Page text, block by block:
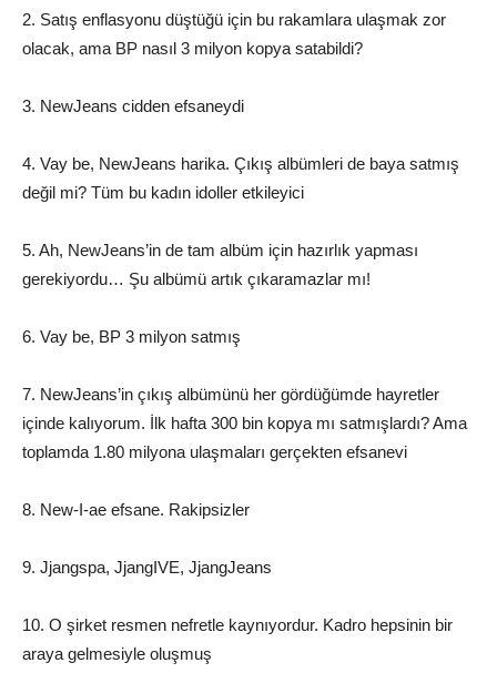
2. Satış enflasyonu düştüğü için bu rakamlara ulaşmak zor
olacak, ama BP nasıl 3 milyon kopya satabildi?
3. NewJeans cidden efsaneydi
4. Vay be, NewJeans harika. Çıkış albümleri de baya satmış
değil mi? Tüm bu kadın idoller etkileyici
5. Ah, NewJeans’in de tam albüm için hazırlık yapması
gerekiyordu… Şu albümü artık çıkaramazlar mı!
6. Vay be, BP 3 milyon satmış
7. NewJeans’in çıkış albümünü her gördüğümde hayretler
içinde kalıyorum. İlk hafta 300 bin kopya mı satmışlardı? Ama
toplamda 1.80 milyona ulaşmaları gerçekten efsanevi
8. New-I-ae efsane. Rakipsizler
9. Jjangspa, JjangIVE, JjangJeans
10. O şirket resmen nefretle kaynıyordur. Kadro hepsinin bir
araya gelmesiyle oluşmuş